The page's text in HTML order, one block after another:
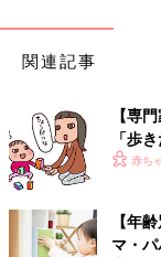
関連記事
【専
「歩
のば赤ち
【年
マ・